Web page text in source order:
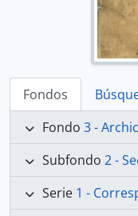
Fondos
Fondo 3 -
Subfondo 2 -
Serie 1 -